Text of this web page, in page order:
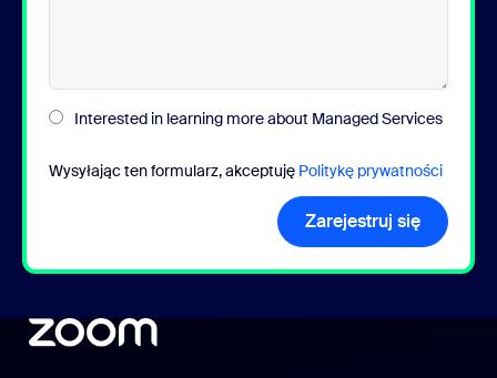
Interested in learning more about Managed Services
Wysyłając ten formularz, akceptuję Politykę prywatności
Zarejestruj się